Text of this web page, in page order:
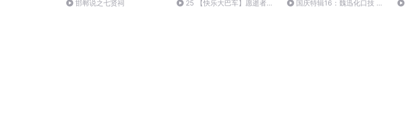
邯郸说之七贤祠
25 【快乐大巴车】愿逝者安
国庆特辑16：魏迅化口技 二